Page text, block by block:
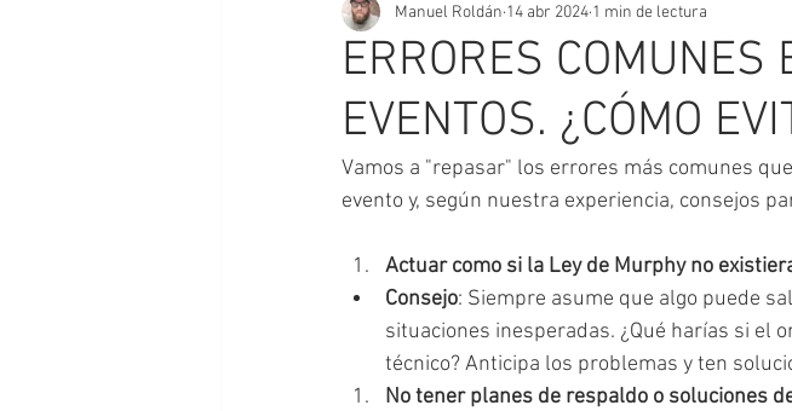
ERRORES COMUNES
EVENTOS. ¿CÓMO
Manuel Roldán 14 abr 2024 1 min de lectura
Vamos a "repasar" los errores más comunes
evento y, según nuestra experiencia, consejos
Actuar como si la Ley de Murphy no
Consejo: Siempre asume que algo puede
situaciones inesperadas. ¿Qué harías si el
técnico? Anticipa los problemas y ten
No tener planes de respaldo o soluciones